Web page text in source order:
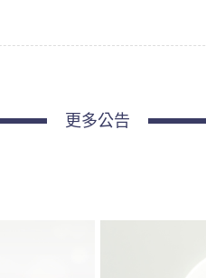
更多公告